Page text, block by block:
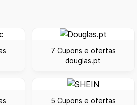
7 Cupons e ofertas
douglas.pt
5 Cupons e ofertas